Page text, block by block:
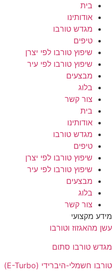
בית
אודותינו
מגדש טורבו
טיפים
שיפוץ טורבו לפי יצרן
שיפוץ טורבו לפי עיר
מבצעים
בלוג
צור קשר
בית
אודותינו
מגדש טורבו
טיפים
שיפוץ טורבו לפי יצרן
שיפוץ טורבו לפי עיר
מבצעים
בלוג
צור קשר
מידע מקצועי
עשן מהאגזוז וטורבו
מגדש טורבו סתום
טורבו חשמלי-היברידי (E-Turbo)